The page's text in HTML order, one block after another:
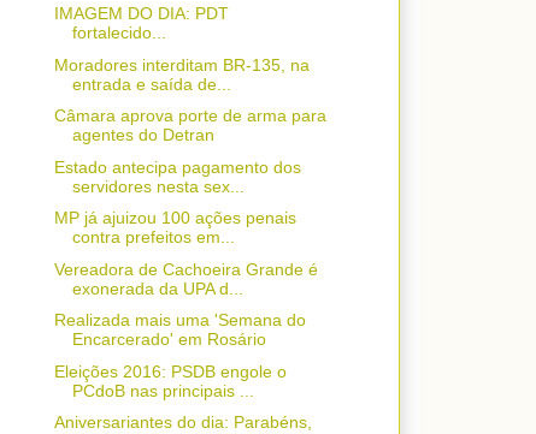
IMAGEM DO DIA: PDT
fortalecido...
Moradores interditam BR-135, na
entrada e saída de...
Câmara aprova porte de arma para
agentes do Detran
Estado antecipa pagamento dos
servidores nesta sex...
MP já ajuizou 100 ações penais
contra prefeitos em...
Vereadora de Cachoeira Grande é
exonerada da UPA d...
Realizada mais uma 'Semana do
Encarcerado' em Rosário
Eleições 2016: PSDB engole o
PCdoB nas principais ...
Aniversariantes do dia: Parabéns,